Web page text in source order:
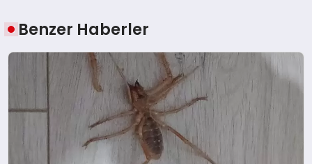
Benzer Haberler